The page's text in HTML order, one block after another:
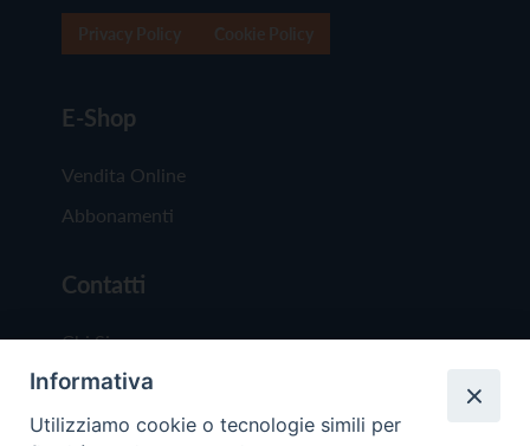
E-Shop
Vendita Online
Abbonamenti
Contatti
Chi Siamo
Redazione
Scrivici
Informativa
Utilizziamo cookie o tecnologie simili per